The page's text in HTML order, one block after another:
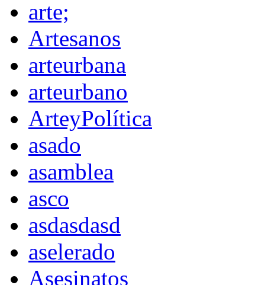
arte;
Artesanos
arteurbana
arteurbano
ArteyPolítica
asado
asamblea
asco
asdasdasd
aselerado
Asesinatos